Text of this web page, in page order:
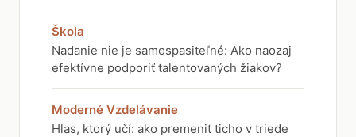
Škola
Nadanie nie je samospasiteľné: Ako naozaj
efektívne podporiť talentovaných žiakov?
Moderné Vzdelávanie
Hlas, ktorý učí: ako premeniť ticho v triede